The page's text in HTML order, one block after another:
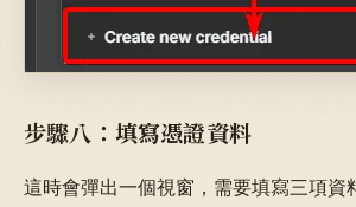
步驟八：填寫憑證資料
這時會彈出一個視窗，需要填寫三項資